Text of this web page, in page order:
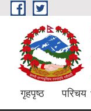
Skip to main content
गृहपृष्ठ परिचय